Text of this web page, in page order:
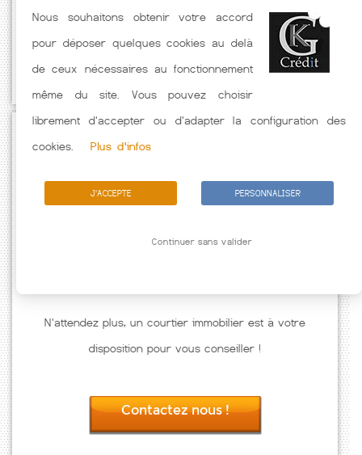
Immobilier pratiqués par nos partenaires bancaires. Meilleur Taux
hors assurance. Taux crédit immobilier indicatif fonction des
caractéristiques de l'emprunteur.
N'attendez plus, un courtier immobilier est à votre
disposition pour vous conseiller !
Contactez nous !
Nous souhaitons obtenir votre accord
pour déposer quelques cookies au delà
de ceux nécessaires au fonctionnement
même du site. Vous pouvez choisir
librement d'accepter ou d'adapter la configuration des
cookies.
Plus d'infos
J'ACCEPTE PERSONNALISER
Continuer sans valider